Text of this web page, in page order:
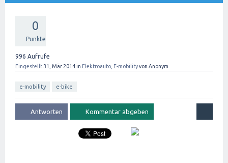
0
Punkte
996 Aufrufe
Eingestellt 31, Mär 2014in Elektroauto, E-mobilityvon Anonym
e-mobility e-bike